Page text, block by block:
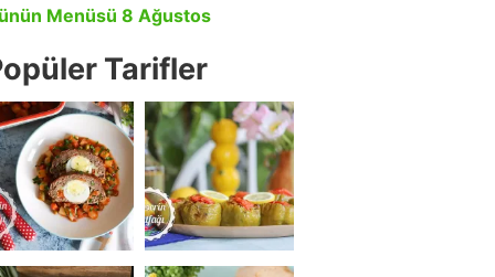
Menüsü 8 Ağustos
Tarifler